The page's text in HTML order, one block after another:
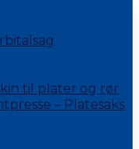
til plater og rør
– Platesaks